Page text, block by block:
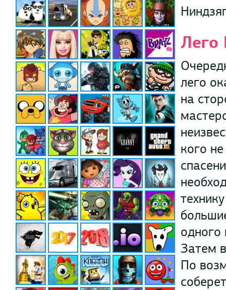
Лего
лего
на
кого
одного
Затем
По